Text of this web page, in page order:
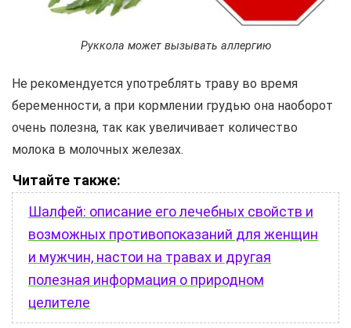
Руккола может вызывать аллергию
Не рекомендуется употреблять траву во время
беременности, а при кормлении грудью она наоборот
очень полезна, так как увеличивает количество
молока в молочных железах.
Читайте также:
Шалфей: описание его лечебных свойств и
возможных противопоказаний для женщин
и мужчин, настои на травах и другая
полезная информация о природном
целителе